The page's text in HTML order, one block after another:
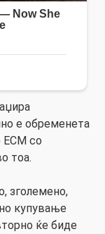
е обременета
ЕСМ со
тоа.
зголемено,
купување
ќе биде